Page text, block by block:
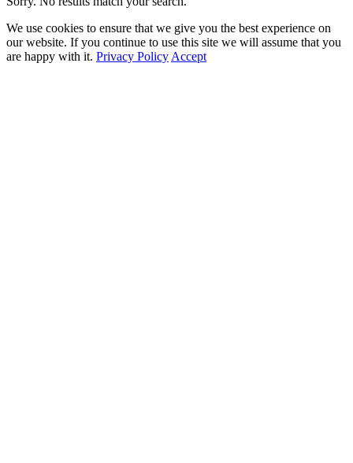
We use cookies to ensure that we give you the best experience on
our website. If you continue to use this site we will assume that you
are happy with it. Privacy Policy Accept